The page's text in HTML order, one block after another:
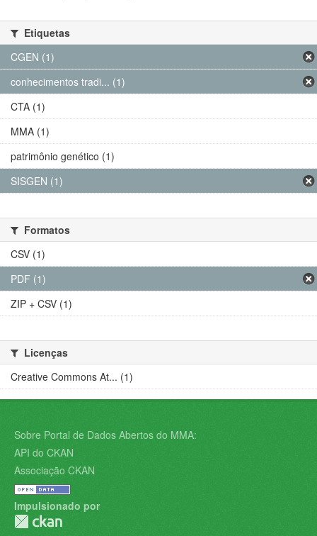
Etiquetas
CGEN (1)
conhecimentos tradi... (1)
CTA (1)
MMA (1)
patrimônio genético (1)
SISGEN (1)
Formatos
CSV (1)
PDF (1)
ZIP + CSV (1)
Licenças
Creative Commons At... (1)
Sobre Portal de Dados Abertos do MMA:
API do CKAN
Associação CKAN
Impulsionado por